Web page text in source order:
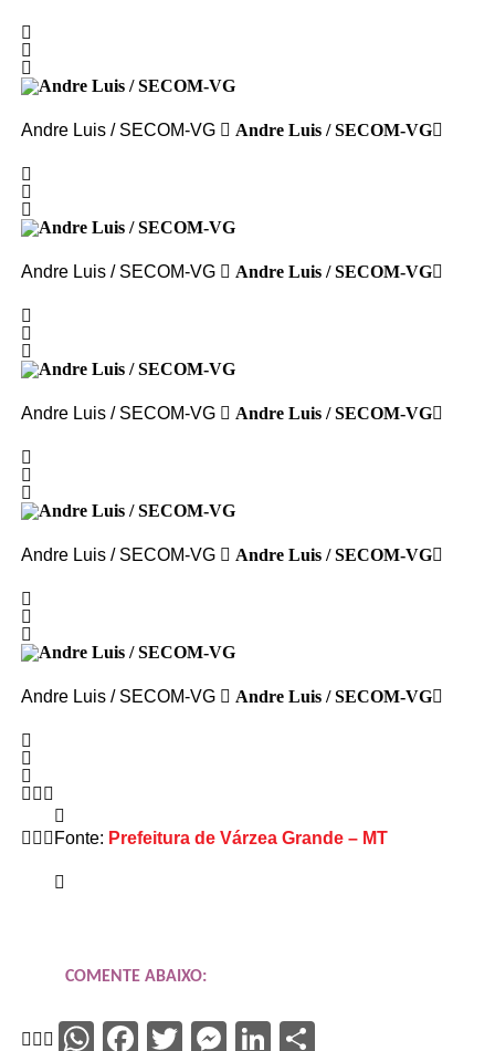
Andre Luis / SECOM-VG Andre Luis / SECOM-VG
Andre Luis / SECOM-VG Andre Luis / SECOM-VG
Andre Luis / SECOM-VG Andre Luis / SECOM-VG
Andre Luis / SECOM-VG Andre Luis / SECOM-VG
Andre Luis / SECOM-VG Andre Luis / SECOM-VG
Fonte: Prefeitura de Várzea Grande – MT
COMENTE ABAIXO:
WhatsApp
Facebook
Twitter
Messenger
LinkedIn